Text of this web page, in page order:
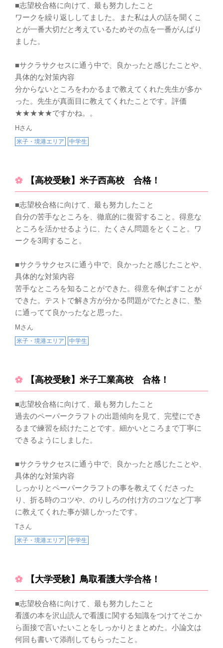
■志望校合格に向けて、最も努力したこと
ワークを繰り返ししてました。また私は人の話を聞くこ
とが一番大切だと考えているためその点を一番がんばり
ました。
■サクラサクセスに通う中で、良かったと感じたことや、
具体的な対策内容
分からないところをわかるまで教えてくれた先生が多か
った。先生が真面目に教えてくれたことです。評価
★★★★★ですかね。。
Hさん
米子・境港エリア 中学生
【高校受験】米子西高校 合格！
■志望校合格に向けて、最も努力したこと
自分の苦手なところを、徹底的に復習すること。得意な
ところを活かせるように、たくさん問題をとくこと。ワ
ークを3周すること。
■サクラサクセスに通う中で、良かったと感じたことや、
具体的な対策内容
苦手なところを知ることができた。得意を伸ばすことが
できた。テストで解き方が分かる問題がでたときに、塾
に通ってて良かったなと思った。
Mさん
米子・境港エリア 中学生
【高校受験】米子工業高校 合格！
■志望校合格に向けて、最も努力したこと
過去のペーパークラフトの出題傾向を見て、完璧にでき
るまで練習を続けたことです。細かいところまで丁寧に
できるようにしました。
■サクラサクセスに通う中で、良かったと感じたことや、
具体的な対策内容
しっかりとペーパークラフトの事を教えてくださった
り、折る時のコツや、のりしろの付け方のコツなど丁寧
に教えてくれた事が嬉しかったです。
Tさん
米子・境港エリア 中学生
【大学受験】鳥取看護大学合格！
■志望校合格に向けて、最も努力したこと
看護の本を沢山読んで看護に関する知識をつけてそこか
ら面接で言いたいことをしっかりとまとめた。小論文は
何回も書いて添削してもらったこと。